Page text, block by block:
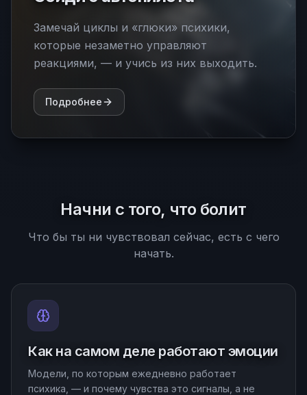
Замечай циклы и «глюки» психики,
которые незаметно управляют
реакциями, — и учись из них выходить.
Подробнее
Начни с того, что болит
Что бы ты ни чувствовал сейчас, есть с чего
начать.
Как на самом деле работают эмоции
Модели, по которым ежедневно работает
психика, — и почему чувства это сигналы, а не